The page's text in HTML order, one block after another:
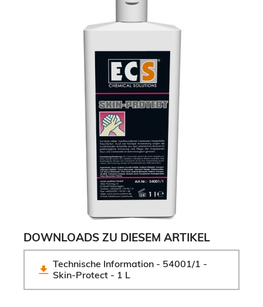
DOWNLOADS ZU DIESEM ARTIKEL
Technische Information - 54001/1 -
Skin-Protect - 1 L